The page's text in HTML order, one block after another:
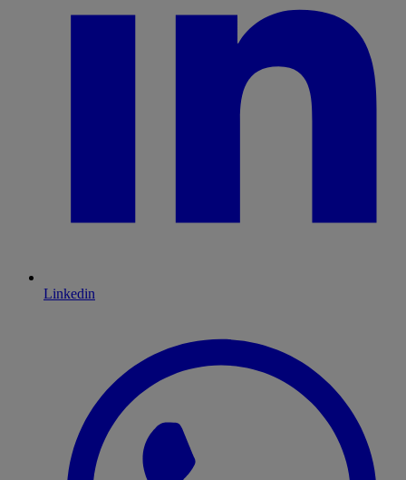
Linkedin